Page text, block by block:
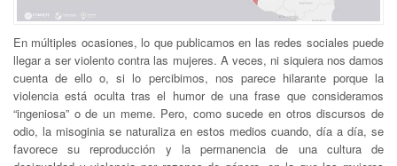
En múltiples ocasiones, lo que publicamos en las redes sociales puede
llegar a ser violento contra las mujeres. A veces, ni siquiera nos damos
cuenta de ello o, si lo percibimos, nos parece hilarante porque la
violencia está oculta tras el humor de una frase que consideramos
“ingeniosa” o de un meme. Pero, como sucede en otros discursos de
odio, la misoginia se naturaliza en estos medios cuando, día a día, se
favorece su reproducción y la permanencia de una cultura de